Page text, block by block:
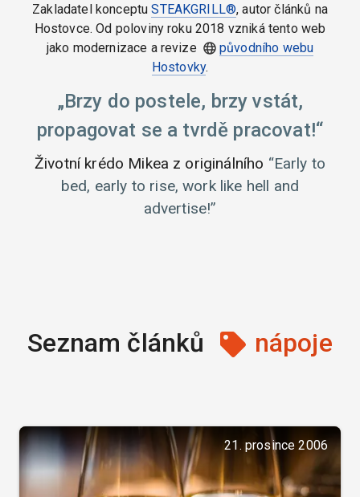
Zakladatel konceptuSTEAKGRILL®, autor článků na
Hostovce. Od poloviny roku 2018 vzniká tento web
jako modernizace a revize
původního webu
Hostovky.
Brzy do postele, brzy vstát,
propagovat se a tvrdě pracovat!
Životní krédo Mikea z originálního Early to
bed, early to rise, work like hell and
advertise!
Seznam článků nápoje
21. prosince 2006